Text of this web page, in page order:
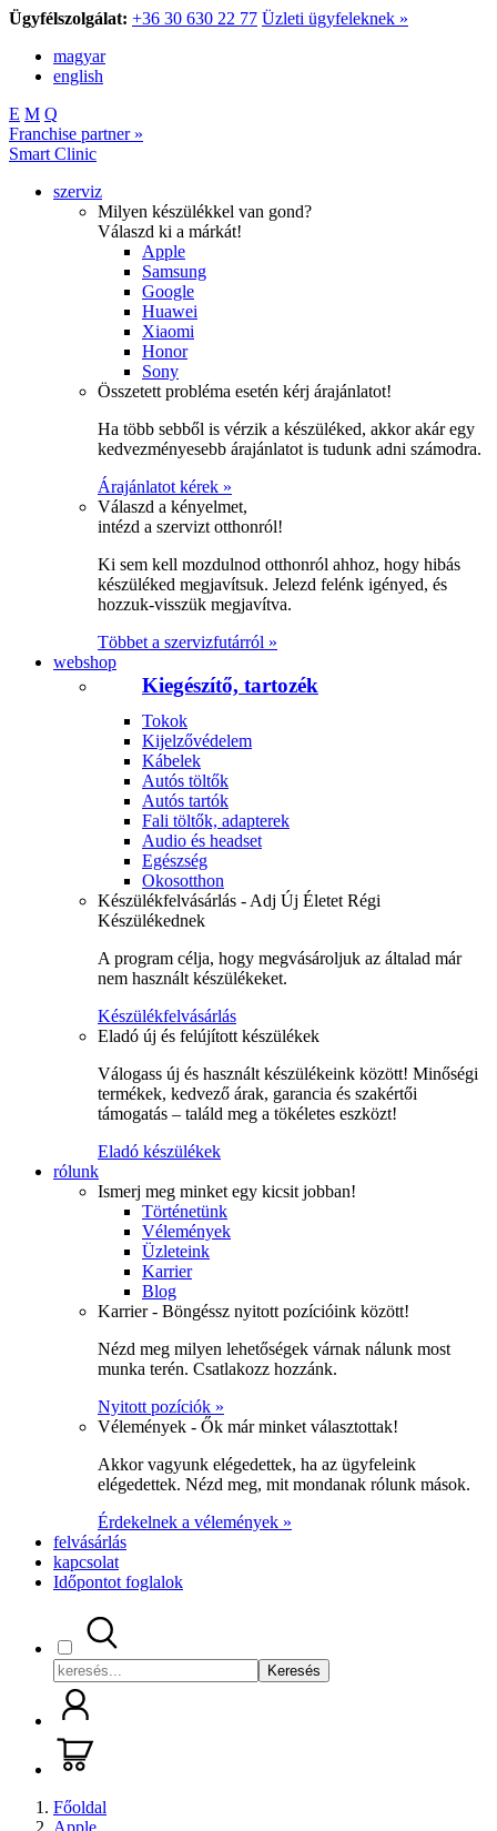
Ügyfélszolgálat: +36 30 630 22 77 Üzleti ügyfeleknek »
magyar
english
E M Q
Franchise partner »
Smart Clinic
szerviz
Milyen készülékkel van gond?
Válaszd ki a márkát!
Apple
Samsung
Google
Huawei
Xiaomi
Honor
Sony
Összetett probléma esetén kérj árajánlatot!
Ha több sebből is vérzik a készüléked, akkor akár egy
kedvezményesebb árajánlatot is tudunk adni számodra.
Árajánlatot kérek »
Válaszd a kényelmet,
intézd a szervizt otthonról!
Ki sem kell mozdulnod otthonról ahhoz, hogy hibás
készüléked megjavítsuk. Jelezd felénk igényed, és
hozzuk-visszük megjavítva.
Többet a szervizfutárról »
webshop
Kiegészítő, tartozék
Tokok
Kijelzővédelem
Kábelek
Autós töltők
Autós tartók
Fali töltők, adapterek
Audio és headset
Egészség
Okosotthon
Készülékfelvásárlás - Adj Új Életet Régi
Készülékednek
A program célja, hogy megvásároljuk az általad már
nem használt készülékeket.
Készülékfelvásárlás
Eladó új és felújított készülékek
Válogass új és használt készülékeink között! Minőségi
termékek, kedvező árak, garancia és szakértői
támogatás – találd meg a tökéletes eszközt!
Eladó készülékek
rólunk
Ismerj meg minket egy kicsit jobban!
Történetünk
Vélemények
Üzleteink
Karrier
Blog
Karrier - Böngéssz nyitott pozícióink között!
Nézd meg milyen lehetőségek várnak nálunk most
munka terén. Csatlakozz hozzánk.
Nyitott pozíciók »
Vélemények - Ők már minket választottak!
Akkor vagyunk elégedettek, ha az ügyfeleink
elégedettek. Nézd meg, mit mondanak rólunk mások.
Érdekelnek a vélemények »
felvásárlás
kapcsolat
Időpontot foglalok
Keresés
Főoldal
Apple